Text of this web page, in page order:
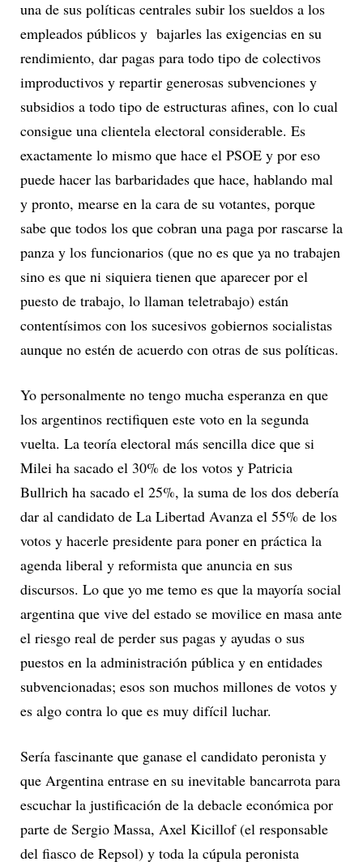
una de sus políticas centrales subir los sueldos a los
empleados públicos y bajarles las exigencias en su
rendimiento, dar pagas para todo tipo de colectivos
improductivos y repartir generosas subvenciones y
subsidios a todo tipo de estructuras afines, con lo cual
consigue una clientela electoral considerable. Es
exactamente lo mismo que hace el PSOE y por eso
puede hacer las barbaridades que hace, hablando mal
y pronto, mearse en la cara de su votantes, porque
sabe que todos los que cobran una paga por rascarse la
panza y los funcionarios (que no es que ya no trabajen
sino es que ni siquiera tienen que aparecer por el
puesto de trabajo, lo llaman teletrabajo) están
contentísimos con los sucesivos gobiernos socialistas
aunque no estén de acuerdo con otras de sus políticas.
Yo personalmente no tengo mucha esperanza en que
los argentinos rectifiquen este voto en la segunda
vuelta. La teoría electoral más sencilla dice que si
Milei ha sacado el 30% de los votos y Patricia
Bullrich ha sacado el 25%, la suma de los dos debería
dar al candidato de La Libertad Avanza el 55% de los
votos y hacerle presidente para poner en práctica la
agenda liberal y reformista que anuncia en sus
discursos. Lo que yo me temo es que la mayoría social
argentina que vive del estado se movilice en masa ante
el riesgo real de perder sus pagas y ayudas o sus
puestos en la administración pública y en entidades
subvencionadas; esos son muchos millones de votos y
es algo contra lo que es muy difícil luchar.
Sería fascinante que ganase el candidato peronista y
que Argentina entrase en su inevitable bancarrota para
escuchar la justificación de la debacle económica por
parte de Sergio Massa, Axel Kicillof (el responsable
del fiasco de Repsol) y toda la cúpula peronista